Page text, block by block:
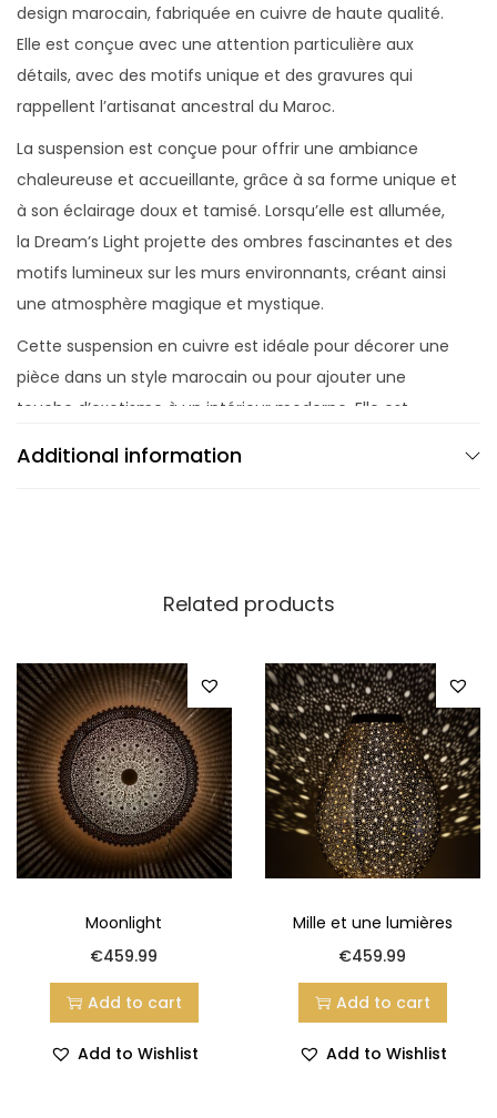
design marocain, fabriquée en cuivre de haute qualité.
Elle est conçue avec une attention particulière aux
détails, avec des motifs unique et des gravures qui
rappellent l’artisanat ancestral du Maroc.
La suspension est conçue pour offrir une ambiance
chaleureuse et accueillante, grâce à sa forme unique et
à son éclairage doux et tamisé. Lorsqu’elle est allumée,
la Dream’s Light projette des ombres fascinantes et des
motifs lumineux sur les murs environnants, créant ainsi
une atmosphère magique et mystique.
Cette suspension en cuivre est idéale pour décorer une
pièce dans un style marocain ou pour ajouter une
touche d’exotisme à un intérieur moderne. Elle est
recherchent un éclairage tamisé et relaxant pour leur
Additional information
Related products
Moonlight
€459.99
Add to cart
Add to Wishlist
Mille et une lumières
€459.99
Add to cart
Add to Wishlist